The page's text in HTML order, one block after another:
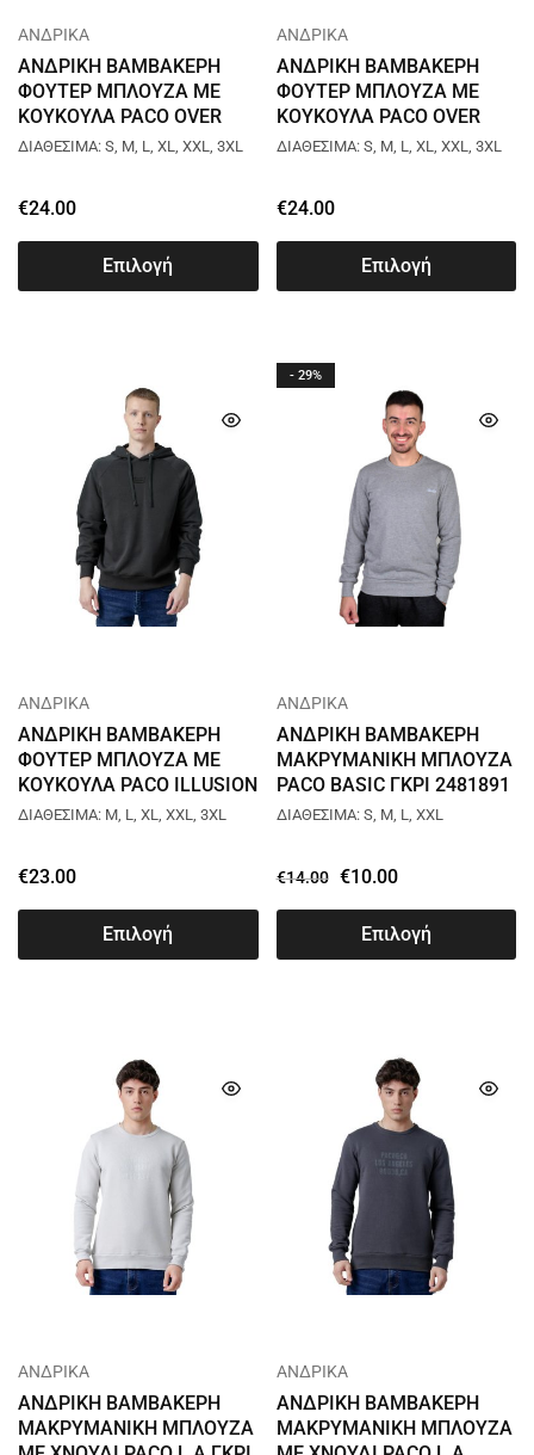
ΑΝΔΡΙΚΑ
ΑΝΔΡΙΚΗ ΒΑΜΒΑΚΕΡΗ
ΦΟΥΤΕΡ ΜΠΛΟΥΖΑ ΜΕ
ΚΟΥΚΟΥΛΑ PACO OVER
PCF ΑΝΘΡΑΚΙ 2581085
ΔΙΑΘΕΣΙΜΑ: S, M, L, XL, XXL, 3XL
€24.00
Επιλογή
ΑΝΔΡΙΚΑ
ΑΝΔΡΙΚΗ ΒΑΜΒΑΚΕΡΗ
ΦΟΥΤΕΡ ΜΠΛΟΥΖΑ ΜΕ
ΚΟΥΚΟΥΛΑ PACO OVER
PCF ΜΑΥΡΟ 2581085
ΔΙΑΘΕΣΙΜΑ: S, M, L, XL, XXL, 3XL
€24.00
Επιλογή
ΑΝΔΡΙΚΑ
ΑΝΔΡΙΚΗ ΒΑΜΒΑΚΕΡΗ
ΦΟΥΤΕΡ ΜΠΛΟΥΖΑ ΜΕ
ΚΟΥΚΟΥΛΑ PACO ILLUSION
ΑΝΘΡΑΚΙ 2581080
ΔΙΑΘΕΣΙΜΑ: M, L, XL, XXL, 3XL
€23.00
Επιλογή
- 29%
ΑΝΔΡΙΚΑ
ΑΝΔΡΙΚΗ ΒΑΜΒΑΚΕΡΗ
ΜΑΚΡΥΜΑΝΙΚΗ ΜΠΛΟΥΖΑ
PACO BASIC ΓΚΡΙ 2481891
ΔΙΑΘΕΣΙΜΑ: S, M, L, XXL
€14.00 €10.00
Επιλογή
ΑΝΔΡΙΚΑ
ΑΝΔΡΙΚΗ ΒΑΜΒΑΚΕΡΗ
ΜΑΚΡΥΜΑΝΙΚΗ ΜΠΛΟΥΖΑ
ΑΝΔΡΙΚΑ
ΑΝΔΡΙΚΗ ΒΑΜΒΑΚΕΡΗ
ΜΑΚΡΥΜΑΝΙΚΗ ΜΠΛΟΥΖΑ